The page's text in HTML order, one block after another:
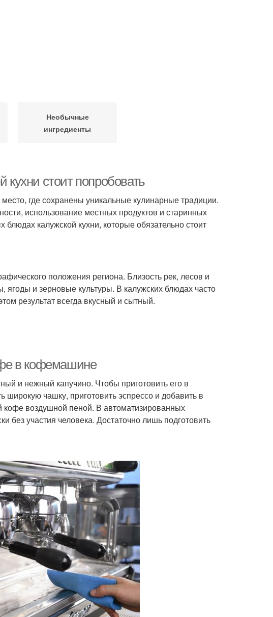
Необычные
ингредиенты
стоит попробовать
где сохранены уникальные кулинарные традиции.
использование местных продуктов и старинных
калужской кухни, которые обязательно стоит
положения региона. Близость рек, лесов и
и зерновые культуры. В калужских блюдах часто
результат всегда вкусный и сытный.
в кофемашине
и нежный капучино. Чтобы приготовить его в
чашку, приготовить эспрессо и добавить в
воздушной пеной. В автоматизированных
без участия человека. Достаточно лишь подготовить